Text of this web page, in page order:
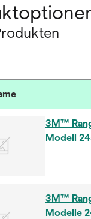
3M™
Modell
3M™
Modelle